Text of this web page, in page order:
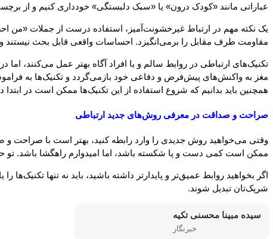
عباراتی مانند «کودک درون» یا «سبک دلبستگی» خودداری کنیم و از
یک نکته مهم در ارتباط غیرخشونت‌آمیز، استفاده درست از جملات
مقاومت طرف مقابل را برمی‌انگیزد. احساسات واقعی قابل بحث نیستند و
تکنیک‌های ارتباطی در روابط سالم و با افراد آگاه بهتر عمل می‌کنند،
مغز به واکنش‌های پیش‌فرض و دفاعی خود بازمی‌گردد و تکنیک‌ها به
همچنین باید بدانیم که شروع استفاده از این تکنیک‌ها ممکن است در
صراحت و صداقت در معرفی روش‌های جدید ارتباطی
وقتی می‌خواهید روش جدیدی را وارد رابطه کنید، بهتر است با صراحت و
ممکن است کمی دست و پا شکسته باشد، اما امیدوارم راهگشا باشد. تو
اگر بخواهید روابط عمیق‌تر و پایدارتر داشته باشید، باید نه تنها
شریک‌تان تبدیل شوند.
سیده مبینا محسنی تکیه
خبرنگار